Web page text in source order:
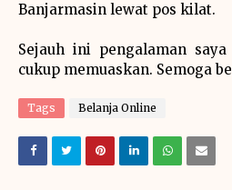
Banjarmasin lewat pos kilat.
Sejauh ini pengalaman
cukup memuaskan. Semoga
Tags Belanja Online